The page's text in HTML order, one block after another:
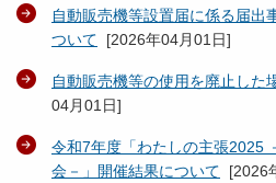
自動販売機等設置届に係る届出
ついて [2026年04月01日]
自動販売機等の使用を廃止した
04月01日]
令和7年度「わたしの主張2025
会－」開催結果について [2026